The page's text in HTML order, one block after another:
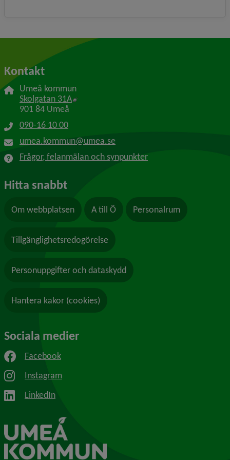
Kontakt
Umeå kommun
Skolgatan 31A Länk till annan webbplats, öppnas i nytt
901 84 Umeå
090-16 10 00
umea.kommun@umea.se
Frågor, felanmälan och synpunkter
Hitta snabbt
Om webbplatsen A till Ö Personalrum
Tillgänglighetsredogörelse
Personuppgifter och dataskydd
Hantera kakor (cookies)
Sociala medier
Facebook
Instagram
LinkedIn